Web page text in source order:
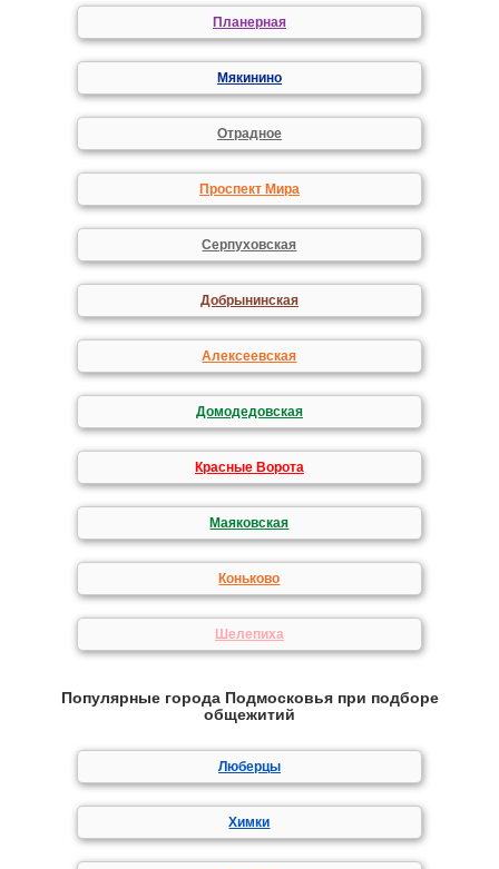
Планерная
Мякинино
Отрадное
Проспект Мира
Серпуховская
Добрынинская
Алексеевская
Домодедовская
Красные Ворота
Маяковская
Коньково
Шелепиха
Популярные города Подмосковья при подборе
общежитий
Люберцы
Химки